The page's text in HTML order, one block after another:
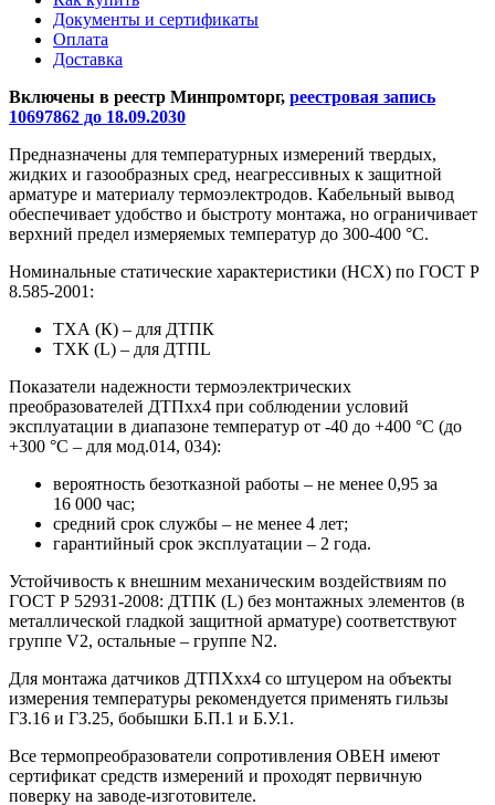
Документы и сертификаты
Оплата
Доставка
Включены в реестр Минпромторг, реестровая запись
10697862 до 18.09.2030
Предназначены для температурных измерений твердых,
жидких и газообразных сред, неагрессивных к защитной
арматуре и материалу термоэлектродов. Кабельный вывод
обеспечивает удобство и быстроту монтажа, но ограничивает
верхний предел измеряемых температур до 300-400 °С.
Номинальные статические характеристики (НСХ) по ГОСТ Р
8.585-2001:
ТХА (К) – для ДТПК
ТХК (L) – для ДТПL
Показатели надежности термоэлектрических
преобразователей ДТПхх4 при соблюдении условий
эксплуатации в диапазоне температур от -40 до +400 °С (до
+300 °С – для мод.014, 034):
вероятность безотказной работы – не менее 0,95 за
16 000 час;
средний срок службы – не менее 4 лет;
гарантийный срок эксплуатации – 2 года.
Устойчивость к внешним механическим воздействиям по
ГОСТ Р 52931-2008: ДТПК (L) без монтажных элементов (в
металлической гладкой защитной арматуре) соответствуют
группе V2, остальные – группе N2.
Для монтажа датчиков ДТПХхх4 со штуцером на объекты
измерения температуры рекомендуется применять гильзы
ГЗ.16 и ГЗ.25, бобышки Б.П.1 и Б.У.1.
Все термопреобразователи сопротивления ОВЕН имеют
сертификат средств измерений и проходят первичную
поверку на заводе-изготовителе.